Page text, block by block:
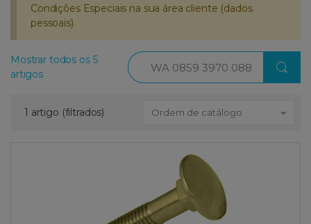
Condições Especiais na sua área cliente (dados
pessoais).
Mostrar todos os 5
artigos
Procurar
1 artigo (filtrados) Ordem de catálogo